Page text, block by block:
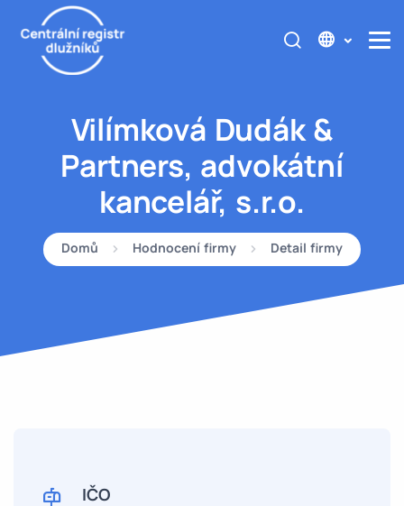
Vilímková Dudák &
Partners, advokátní
kancelář, s.r.o.
Domů Hodnocení firmy Detail firmy
IČO